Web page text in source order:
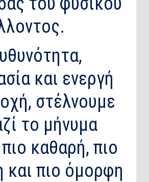
και ενεργή
στέλνουμε
το μήνυμα
καθαρή, πιο
και πιο όμορφη